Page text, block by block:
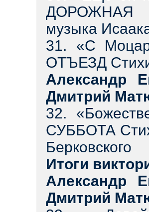
ДОРОЖНАЯ
музыка
31. «С
ОТЪЕЗД
Александр
Дмитрий
32.
СУББОТА
Берковского
Итоги
Александр
Дмитрий